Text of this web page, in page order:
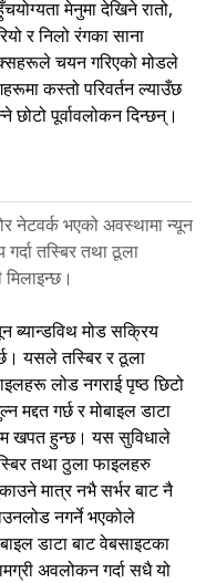
मेनुमा देखिने रातो,
र निलो रंगका साना
चयन गरिएको मोडले
कस्तो परिवर्तन ल्याउँछ
छोटो पूर्वावलोकन दिन्छन्।
नेटवर्क भएको अवस्थामा न्यून
तस्बिर तथा ठूला
ब्यान्डविथ मोड सक्रिय
यसले तस्बिर र ठूला
लोड नगराई पृष्ठ छिटो
मद्दत गर्छ र मोबाइल डाटा
खपत हुन्छ। यस सुविधाले
तथा ठुला फाइलहरु
मात्र नभै सर्भर बाट नै
नगर्ने भएकोले
डाटा बाट वेबसाइटका
अवलोकन गर्दा सधै यो